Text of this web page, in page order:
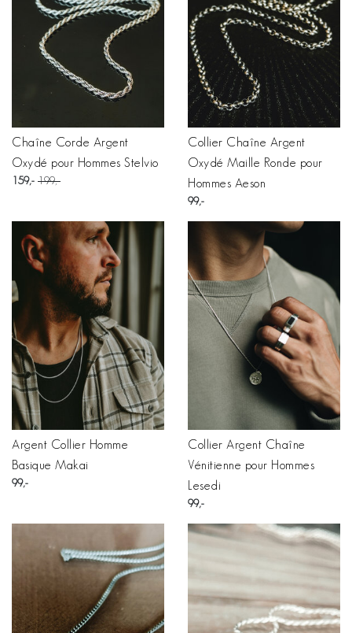
Chaîne Corde Argent
Oxydé pour Hommes Stelvio
159 199
Collier Chaîne Argent
Oxydé Maille Ronde pour
Hommes Aeson
99
Argent Collier Homme
Basique Makai
99
Collier Argent Chaîne
Vénitienne pour Hommes
Lesedi
99